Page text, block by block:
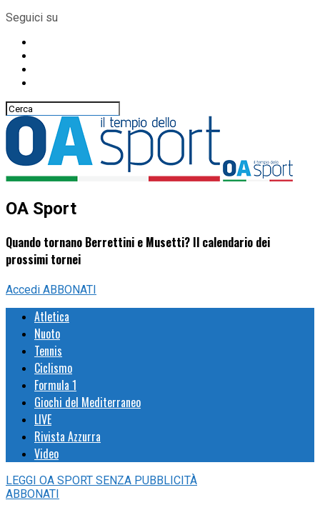
Seguici su
OA Sport
Quando tornano Berrettini e Musetti? Il calendario dei
prossimi tornei
Accedi ABBONATI
Atletica
Nuoto
Tennis
Ciclismo
Formula 1
Giochi del Mediterraneo
LIVE
Rivista Azzurra
Video
LEGGI OA SPORT SENZA PUBBLICITÀ
ABBONATI